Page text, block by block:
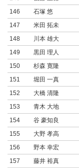
146
石塚 悠
147
米田 拓未
148
川本 雄大
149
黒田 理人
150
杉森 寛隆
151
堀田 一真
152
大橋 清隆
153
青木 大地
154
谷 豪知良
155
大野 孝高
156
野本 幸宏
157
藤井 裕真